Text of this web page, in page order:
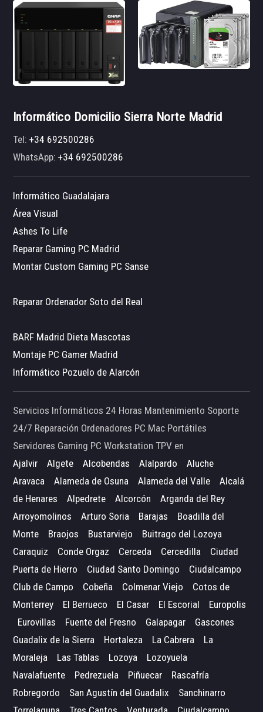
Informático Domicilio Sierra Norte Madrid
Tel:+34 692500286
WhatsApp:+34 692500286
Informático Guadalajara
Área Visual
Ashes To Life
Reparar Gaming PC Madrid
Montar Custom Gaming PC Sanse
Reparar Ordenador Soto del Real
BARF Madrid Dieta Mascotas
Montaje PC Gamer Madrid
Informático Pozuelo de Alarcón
Servicios Informáticos 24 Horas Mantenimiento Soporte
24/7 Reparación Ordenadores PC Mac Portátiles
Servidores Gaming PC Workstation TPV en
Ajalvir
Algete Alcobendas Alalpardo
Aluche
Aravaca
Alameda de Osuna Alameda del Valle
Alcalá
de Henares
Alpedrete Alcorcón
Arganda del Rey
Arroyomolinos
Arturo Soria Barajas
Boadilla del
Monte
Braojos Bustarviejo
Buitrago del Lozoya
Caraquiz
Conde Orgaz Cerceda Cercedilla
Ciudad
Puerta de Hierro
Ciudad Santo Domingo
Ciudalcampo
Club de Campo
Cobeña Colmenar Viejo
Cotos de
Monterrey
El Berrueco El Casar El Escorial
Europolis
Eurovillas
Fuente del Fresno Galapagar
Gascones
Guadalix de la Sierra
Hortaleza La Cabrera
La
Moraleja
Las Tablas Lozoya
Lozoyuela
Navalafuente
Pedrezuela Piñuecar
Rascafría
Robregordo
San Agustín del Guadalix
Sanchinarro